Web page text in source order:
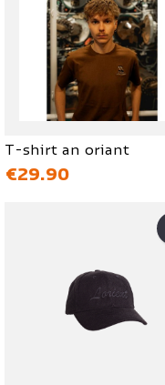
T-shirt an oriant
価格
€29.90